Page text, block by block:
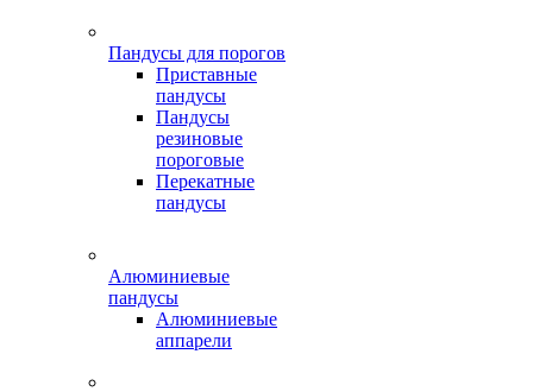
Пандусы для порогов
Приставные
пандусы
Пандусы
резиновые
пороговые
Перекатные
пандусы
Алюминиевые
пандусы
Алюминиевые
аппарели